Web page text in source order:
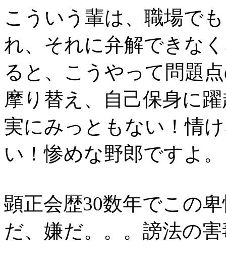
こういう輩は、職場で
れ、それに弁解できな
ると、こうやって問題
摩り替え、自己保身に
実にみっともない！情
い！惨めな野郎ですよ。
顕正会歴30数年でこの
だ、嫌だ。。。謗法の